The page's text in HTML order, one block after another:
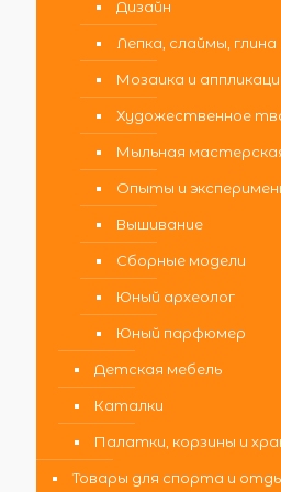
Дизайн
Лепка, слаймы, глина
Мозаика и
Художественное
Мыльная
Опыты и
Вышивание
Сборные модели
Юный археолог
Юный парфюмер
Детская мебель
Каталки
Палатки, корзины и
Товары для спорта и